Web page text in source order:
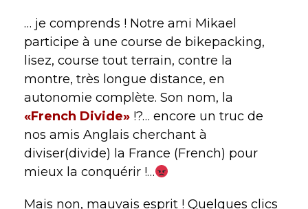
… je comprends ! Notre ami Mikael
participe à une course de bikepacking,
lisez, course tout terrain, contre la
montre, très longue distance, en
autonomie complète. Son nom, la
«French Divide» !?… encore un truc de
nos amis Anglais cherchant à
diviser(divide) la France (French) pour
mieux la conquérir !…
Mais non, mauvais esprit ! Quelques clics